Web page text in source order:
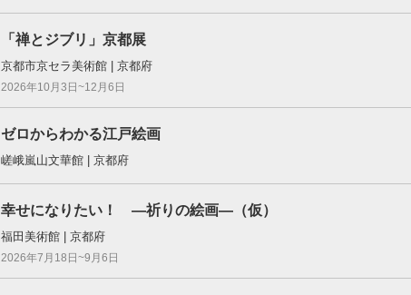
「禅とジブリ」京都展
京都市京セラ美術館 | 京都府
2026年10月3日~12月6日
ゼロからわかる江戸絵画
嵯峨嵐山文華館 | 京都府
幸せになりたい！ ―祈りの絵画―（仮）
福田美術館 | 京都府
2026年7月18日~9月6日